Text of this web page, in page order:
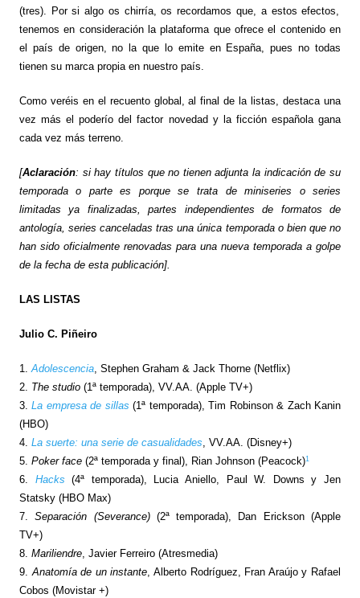
(tres). Por si algo os chirría, os recordamos que, a estos efectos,
tenemos en consideración la plataforma que ofrece el contenido en
el país de origen, no la que lo emite en España, pues no todas
tienen su marca propia en nuestro país.
Como veréis en el recuento global, al final de la listas, destaca una
vez más el poderío del factor novedad y la ficción española gana
cada vez más terreno.
[Aclaración: si hay títulos que no tienen adjunta la indicación de su
temporada o parte es porque se trata de miniseries o series
limitadas ya finalizadas, partes independientes de formatos de
antología, series canceladas tras una única temporada o bien que no
han sido oficialmente renovadas para una nueva temporada a golpe
de la fecha de esta publicación].
LAS LISTAS
Julio C. Piñeiro
1.Adolescencia, Stephen Graham & Jack Thorne (Netflix)
2. The studio (1ª temporada), VV.AA. (Apple TV+)
3.La empresa de sillas (1ª temporada), Tim Robinson & Zach Kanin
(HBO)
4. La suerte: una serie de casualidades, VV.AA. (Disney+)
5. Poker face(2ª temporada y final), Rian Johnson (Peacock)1
6. Hacks (4ª temporada), Lucia Aniello, Paul W. Downs y Jen
Statsky (HBO Max)
7.Separación (Severance)(2ª temporada), Dan Erickson (Apple
TV+)
8. Mariliendre, Javier Ferreiro (Atresmedia)
9.Anatomía de un instante, Alberto Rodríguez, Fran Araújo y Rafael
Cobos (Movistar +)